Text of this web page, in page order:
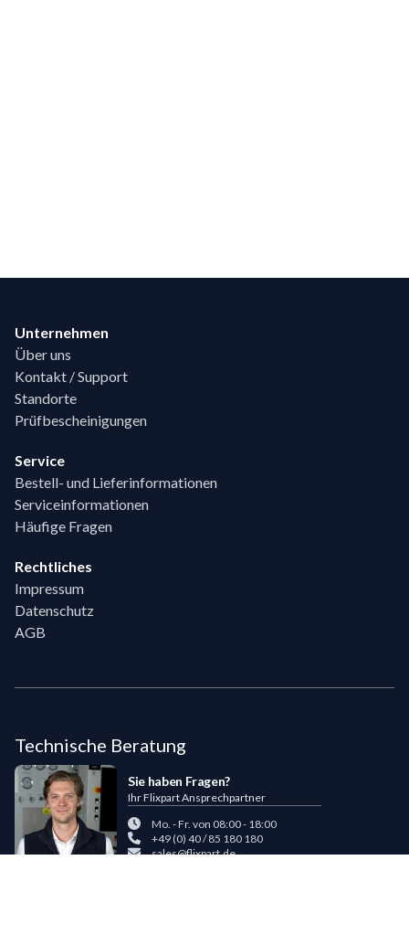
Unternehmen
Über uns
Kontakt / Support
Standorte
Prüfbescheinigungen
Service
Bestell- und Lieferinformationen
Serviceinformationen
Häufige Fragen
Rechtliches
Impressum
Datenschutz
AGB
Technische Beratung
Sie haben Fragen?
Ihr Flixpart Ansprechpartner
Mo. - Fr. von 08:00 - 18:00
+49 (0) 40 / 85 180 180
sales@flixpart.de